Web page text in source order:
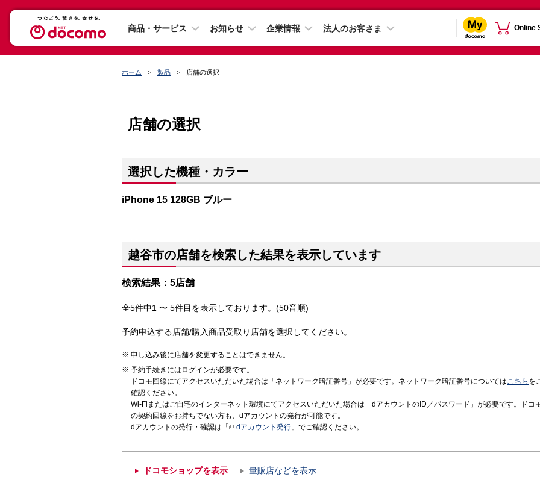
商品・サービス お知らせ 企業情報 法人のお客さま Online
ホーム 製品 店舗の選択
店舗の選択
選択した機種・カラー
iPhone 15 128GB ブルー
越谷市の店舗を検索した結果を表示しています
検索結果：5店舗
全5件中1 〜 5件目を表示しております。(50音順)
予約申込する店舗/購入商品受取り店舗を選択してください。
申し込み後に店舗を変更することはできません。
予約手続きにはログインが必要です。
ドコモ回線にてアクセスいただいた場合は「ネットワーク暗証番号」が必要です。ネットワーク暗証番号についてはこちら を
確認ください。
Wi-Fiまたはご自宅のインターネット環境にてアクセスいただいた場合は「dアカウントのID／パスワード」が必要です。ドコ
の契約回線をお持ちでない方も、dアカウントの発行が可能です。
dアカウントの発行・確認は「
dアカウント発行 」でご確認ください。
ドコモショップを表示 量販店などを表示